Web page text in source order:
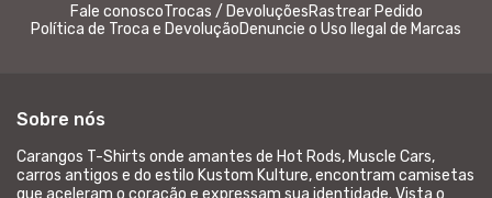
Fale conoscoTrocas / DevoluçõesRastrear Pedido
Política de Troca e DevoluçãoDenuncie o Uso Ilegal de Marcas
Sobre nós
Carangos T-Shirts onde amantes de Hot Rods, Muscle Cars,
carros antigos e do estilo Kustom Kulture, encontram camisetas